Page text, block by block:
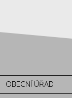
OBECNÍ ÚŘAD